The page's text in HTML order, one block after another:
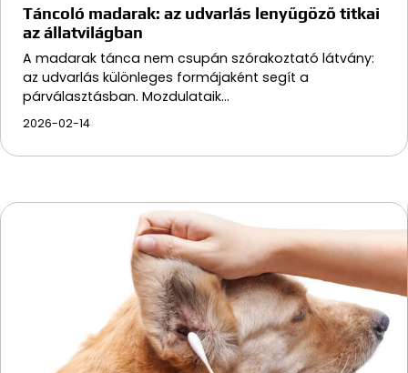
Táncoló madarak: az udvarlás lenyűgöző titkai
az állatvilágban
A madarak tánca nem csupán szórakoztató látvány:
az udvarlás különleges formájaként segít a
párválasztásban. Mozdulataik…
2026-02-14